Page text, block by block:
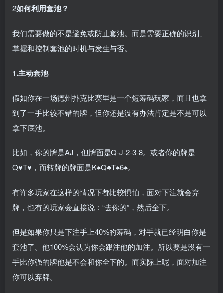
2如何利用套池？
我们需要做的不是避免或防止套池。而是需要正确的识别、
掌握和控制套池的时机与发生与否。
1.主动套池
假如你在一场德州扑克比赛里是一个短筹码玩家，而且也拿
到了一手比较不错的牌，但你还是没有办法肯定是不是可以
拿下底池。
比如，你的牌是AJ，但牌面是Q-J-2-3-8。或者你的牌是
Q♥T♥，而转牌的牌面是K♠Q♣T♠6♠。
有许多玩家在这样的情况下都比较惧怕，面对下注就会弃
牌，也有的玩家会直接说：“去你的”，然后全下。
但是如果你只是下注手上40%的筹码，对手就已经明白你是
套池了。他100%会认为你会跟注他的加注。所以要是没有一
手比你强的牌他是不会和你全下的。而实际上呢，面对加注
你可以弃牌。